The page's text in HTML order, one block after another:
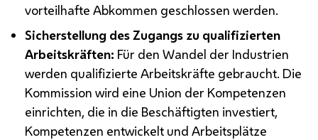
vorteilhafte Abkommen geschlossen werden.
Sicherstellung des Zugangs zu qualifizierten
Arbeitskräften: Für den Wandel der Industrien
werden qualifizierte Arbeitskräfte gebraucht. Die
Kommission wird eine Union der Kompetenzen
einrichten, die in die Beschäftigten investiert,
Kompetenzen entwickelt und Arbeitsplätze